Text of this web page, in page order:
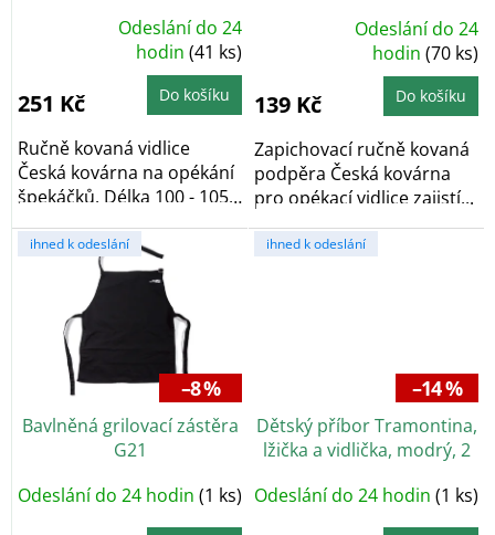
5,0
z
5
Odeslání do 24
hodin(41 ks)
251 Kč Do košíku
Ručně kovaná vidlice
Česká kovárna na opékání
špekáčků. Délka 100 - 105
5,0
z
5
Odeslání do 24
hodin(70 ks)
139 Kč Do košíku
Zapichovací ručně kovaná
podpěra Česká kovárna
pro opékací vidlice zajistí...
ihned k odeslání
–8 %
Bavlněná grilovací zástěra
G21
Odeslání do 24 hodin (1 ks)
ihned k odeslání
–14 %
Dětský příbor Tramontina,
lžička a vidlička, modrý, 2
Odeslání do 24 hodin (1 ks)